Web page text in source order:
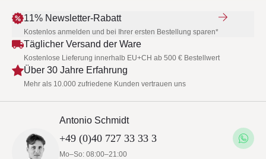
11% Newsletter-Rabatt
Kostenlos anmelden und bei Ihrer ersten Bestellung sparen*
Täglicher Versand der Ware
Kostenlose Lieferung innerhalb EU+CH ab 500 € Bestellwert
Über 30 Jahre Erfahrung
Mehr als 10.000 zufriedene Kunden vertrauen uns
Antonio Schmidt
+49 (0)40 727 33 33 3
Mo–So: 08:00–21:00